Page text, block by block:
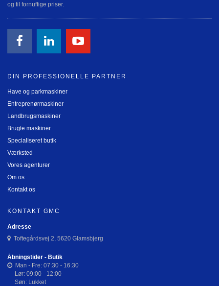
og til fornuftige priser.
DIN PROFESSIONELLE PARTNER
Have og parkmaskiner
Entreprenørmaskiner
Landbrugsmaskiner
Brugte maskiner
Specialiseret butik
Værksted
Vores agenturer
Om os
Kontakt os
KONTAKT GMC
Adresse
Toftegårdsvej 2, 5620 Glamsbjerg
Åbningstider - Butik
Man - Fre: 07:30 - 16:30
Lør: 09:00 - 12:00
Søn: Lukket